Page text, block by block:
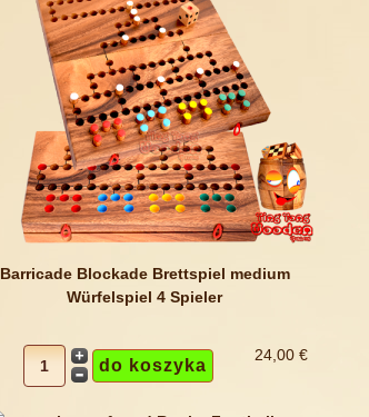
Barricade Blockade Brettspiel medium
Würfelspiel 4 Spieler
24,00 €